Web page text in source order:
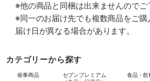
※他の商品と同梱は出来ませんのでご
※同一のお届け先でも複数商品をご購
届け日が異なる場合があります。
カテゴリーから探す
催事商品
セブンプレミアム
食品・飲